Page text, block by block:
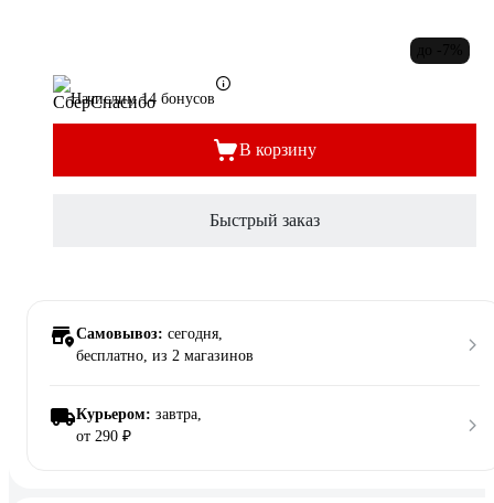
Начислим 14 бонусов
В корзину
Быстрый заказ
Самовывоз: сегодня,
бесплатно, из 2 магазинов
Курьером: завтра,
от 290 ₽